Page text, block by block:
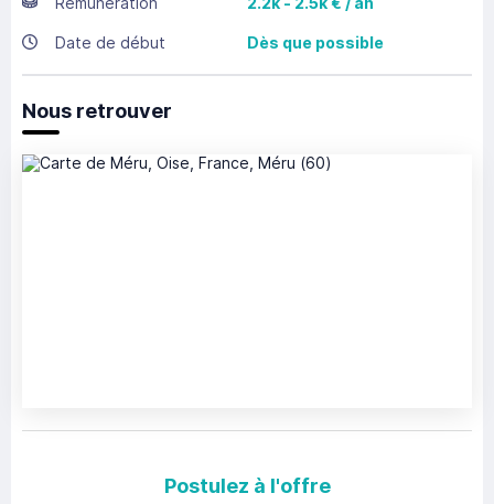
Date de début Dès que possible
Nous retrouver
Postulez à l'offre